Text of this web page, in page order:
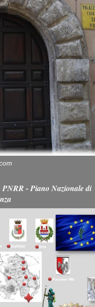
- Piano Nazionale di